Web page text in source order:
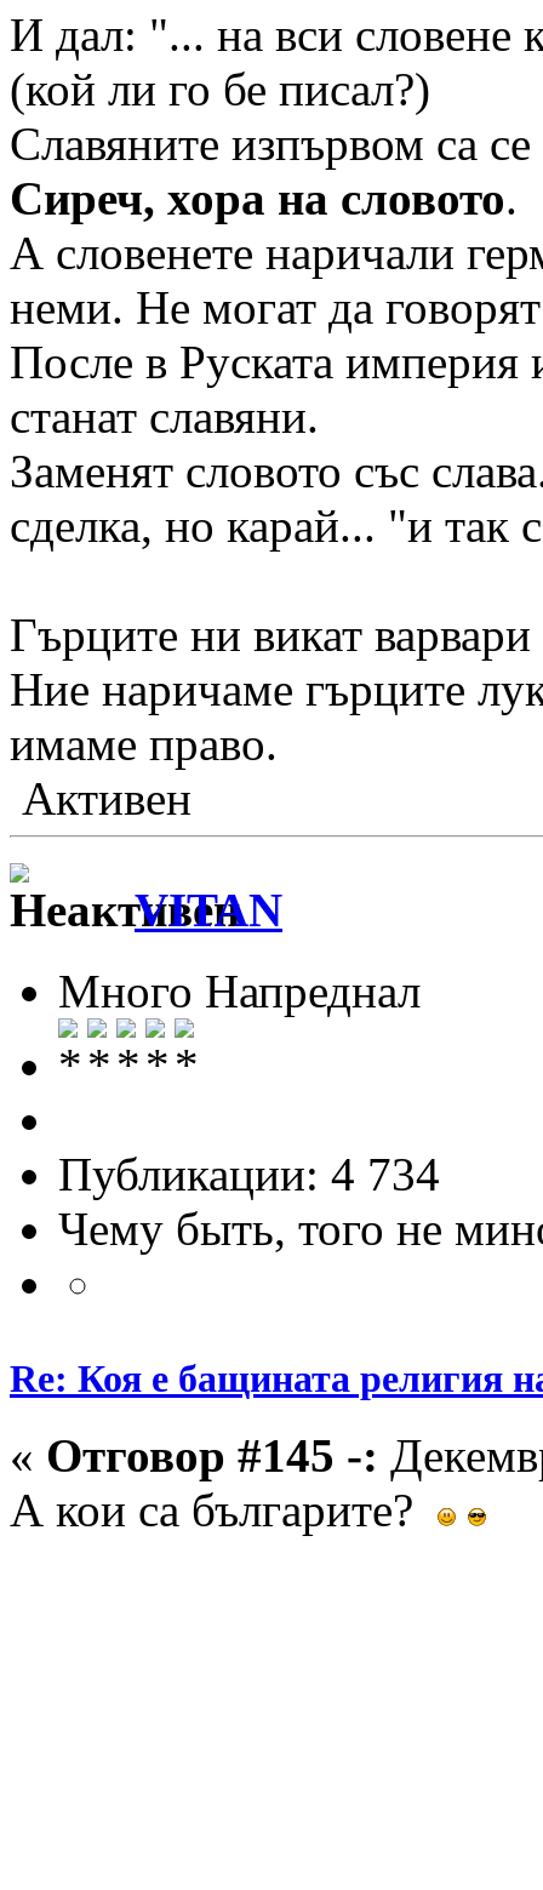
И дал: "... на вси словене
(кой ли го бе писал?)
Славяните изпървом са
Сиреч, хора на словото.
А словенете наричали
неми. Не могат да
После в Руската империя
станат славяни.
Заменят словото със
сделка, но карай... "и так
Гърците ни викат
Ние наричаме гърците
имаме право.
Активен
VITAN
Много Напреднал
Публикации: 4 734
Чему быть, того не
Re: Коя е бащината религия
« Отговор #145 -:
А кои са българите?